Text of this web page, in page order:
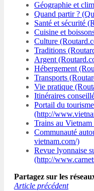
Géographie et
Quand partir ?
Santé et sécurité
Cuisine et
Culture
Traditions
Argent
Hébergement
Transports
Vie pratique
Itinéraires
Portail du
(http://
Trains au
Communauté
vietnam.com/)
Revue lyonnaise
(http://
Partagez sur les
Article précédent